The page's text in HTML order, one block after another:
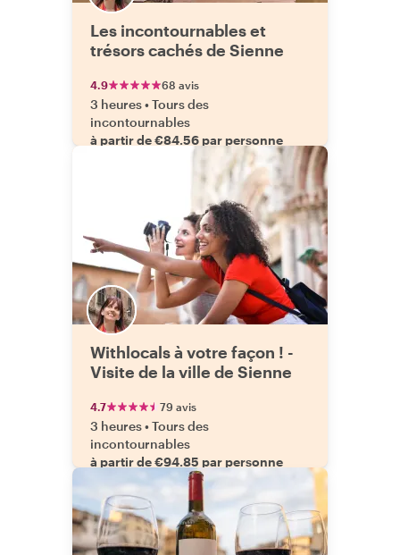
Les incontournables et
trésors cachés de Sienne
4.9 68 avis
3 heures•Tours des
incontournables
à partir de €84.56 par personne
Withlocals à votre façon ! -
Visite de la ville de Sienne
4.7 79 avis
3 heures•Tours des
incontournables
à partir de €94.85 par personne